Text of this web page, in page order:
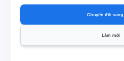
Chuyển đổi sang
Làm mới